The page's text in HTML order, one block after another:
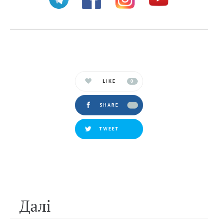
LIKE 0
SHARE
TWEET
Далi